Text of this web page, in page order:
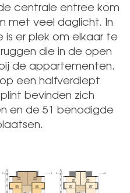
centrale entree kom
met veel daglicht. In
er plek om elkaar te
die in de open
de appartementen.
een halfverdiept
bevinden zich
en de 51 benodigde